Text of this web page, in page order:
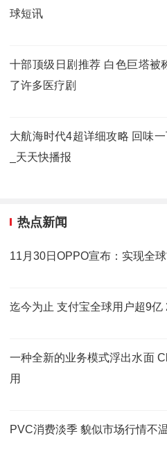
球短讯
十部顶级日剧推荐 白色巨塔被
了许多医疗剧
大航海时代4超详细攻略 回味
_天天快播报
热点新闻
11月30日OPPO宣布：实现全
迄今为止 支付宝全球用户超9亿
一种全新的业务模式浮出水面
用
PVC消费淡季 貌似市场行情不